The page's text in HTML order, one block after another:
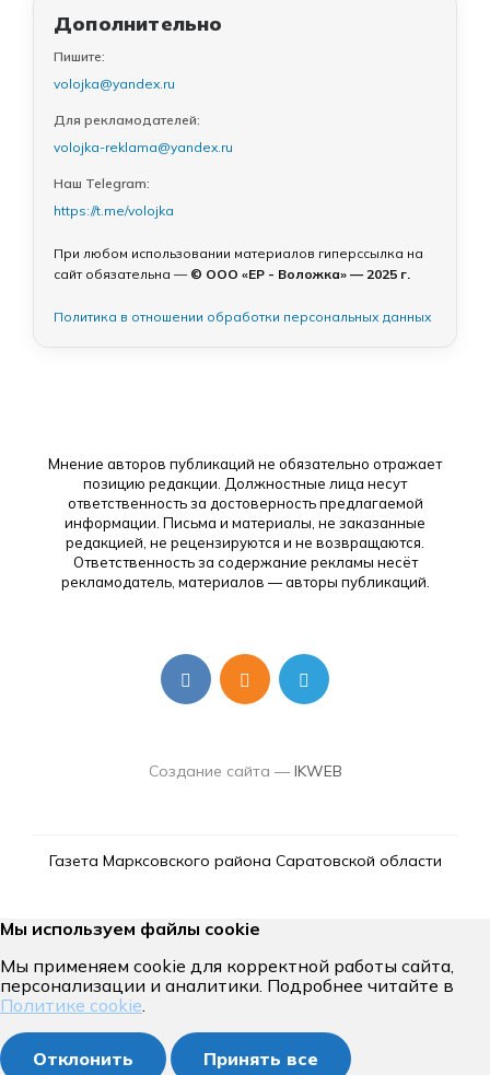
Дополнительно
Пишите:
volojka@yandex.ru
Для рекламодателей:
volojka-reklama@yandex.ru
Наш Telegram:
https://t.me/volojka
При любом использовании материалов гиперссылка на
сайт обязательна — © ООО «ЕР - Воложка» — 2025 г.
Политика в отношении обработки персональных данных
Мнение авторов публикаций не обязательно отражает
позицию редакции. Должностные лица несут
ответственность за достоверность предлагаемой
информации. Письма и материалы, не заказанные
редакцией, не рецензируются и не возвращаются.
Ответственность за содержание рекламы несёт
рекламодатель, материалов — авторы публикаций.
Создание сайта — IKWEB
Газета Марксовского района Саратовской области
Мы используем файлы cookie
Мы применяем cookie для корректной работы сайта,
персонализации и аналитики. Подробнее читайте в
Политике cookie.
Отклонить Принять все